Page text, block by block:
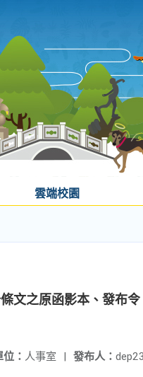
雲端校園
文之原函影本、發布令
發布人：
： 人事室 |